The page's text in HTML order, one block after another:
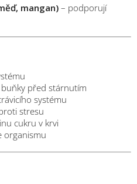
mangan) – podporují
před stárnutím
systému
stresu
cukru v krvi
organismu